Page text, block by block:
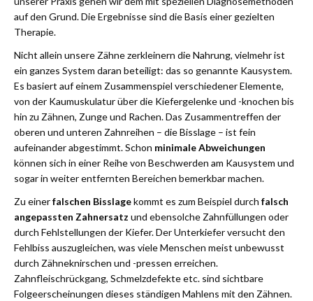
auf den Grund. Die Ergebnisse sind die Basis einer gezielten
Therapie.
Nicht allein unsere Zähne zerkleinern die Nahrung, vielmehr ist
ein ganzes System daran beteiligt: das so genannte Kausystem.
Es basiert auf einem Zusammenspiel verschiedener Elemente,
von der Kaumuskulatur über die Kiefergelenke und -knochen bis
hin zu Zähnen, Zunge und Rachen. Das Zusammentreffen der
oberen und unteren Zahnreihen – die Bisslage – ist fein
aufeinander abgestimmt. Schon minimale Abweichungen
können sich in einer Reihe von Beschwerden am Kausystem und
sogar in weiter entfernten Bereichen bemerkbar machen.
Zu einerfalschen Bisslagekommt es zum Beispiel durch falsch
angepassten Zahnersatz und ebensolche Zahnfüllungen oder
durch Fehlstellungen der Kiefer. Der Unterkiefer versucht den
Fehlbiss auszugleichen, was viele Menschen meist unbewusst
durch Zähneknirschen und -pressen erreichen.
Zahnfleischrückgang, Schmelzdefekte etc. sind sichtbare
Folgeerscheinungen dieses ständigen Mahlens mit den Zähnen.